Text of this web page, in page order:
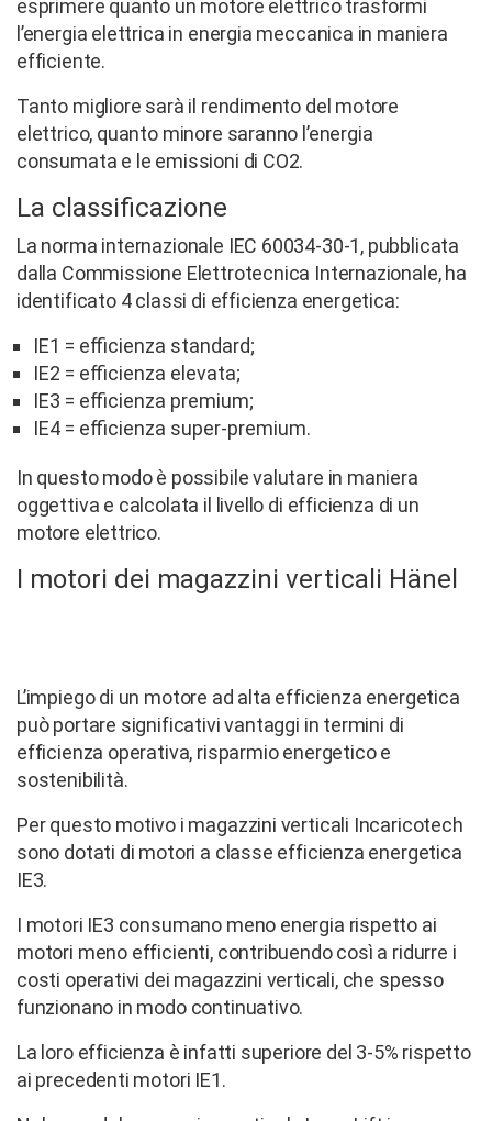
esprimere quanto un motore elettrico trasformi
l’energia elettrica in energia meccanica in maniera
efficiente.
Tanto migliore sarà il rendimento del motore
elettrico, quanto minore saranno l’energia
consumata e le emissioni di CO2.
La classificazione
La norma internazionale IEC 60034-30-1, pubblicata
dalla Commissione Elettrotecnica Internazionale, ha
identificato 4 classi di efficienza energetica:
IE1 = efficienza standard;
IE2 = efficienza elevata;
IE3 = efficienza premium;
IE4 = efficienza super-premium.
In questo modo è possibile valutare in maniera
oggettiva e calcolata il livello di efficienza di un
motore elettrico.
I motori dei magazzini verticali Hänel
L’impiego di un motore ad alta efficienza energetica
può portare significativi vantaggi in termini di
efficienza operativa, risparmio energetico e
sostenibilità.
Per questo motivo i magazzini verticali Incaricotech
sono dotati di motori a classe efficienza energetica
IE3.
I motori IE3 consumano meno energia rispetto ai
motori meno efficienti, contribuendo così a ridurre i
costi operativi dei magazzini verticali, che spesso
funzionano in modo continuativo.
La loro efficienza è infatti superiore del 3-5% rispetto
ai precedenti motori IE1.